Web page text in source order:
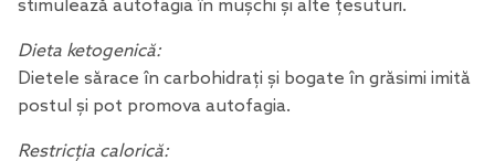
stimulează autofagia în mușchi și alte țesuturi.
Dieta ketogenică:
Dietele sărace în carbohidrați și bogate în grăsimi imită
postul și pot promova autofagia.
Restricția calorică: